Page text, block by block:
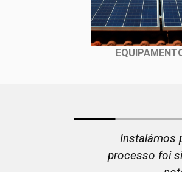
O piso
nossa casa.